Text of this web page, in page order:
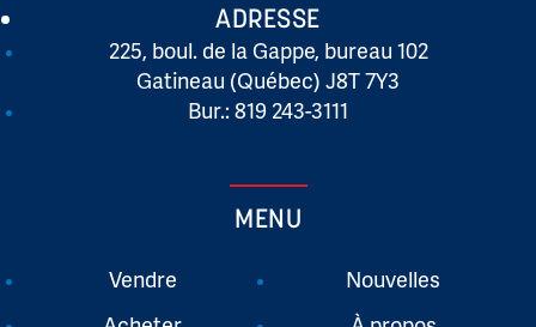
ADRESSE
225, boul. de la Gappe, bureau 102
Gatineau (Québec) J8T 7Y3
Bur.: 819 243-3111
MENU
Vendre
Nouvelles